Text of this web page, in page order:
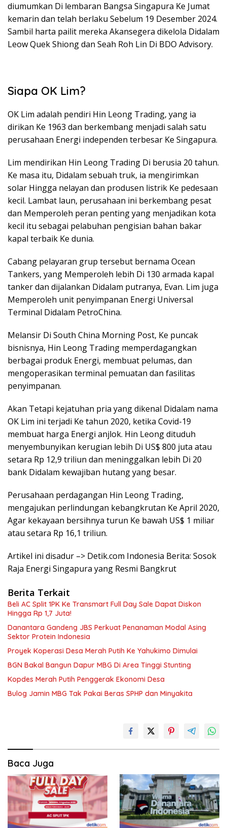
diumumkan Di lembaran Bangsa Singapura Ke Jumat
kemarin dan telah berlaku Sebelum 19 Desember 2024.
Sambil harta pailit mereka Akansegera dikelola Didalam
Leow Quek Shiong dan Seah Roh Lin Di BDO Advisory.
Siapa OK Lim?
OK Lim adalah pendiri Hin Leong Trading, yang ia
dirikan Ke 1963 dan berkembang menjadi salah satu
perusahaan Energi independen terbesar Ke Singapura.
Lim mendirikan Hin Leong Trading Di berusia 20 tahun.
Ke masa itu, Didalam sebuah truk, ia mengirimkan
solar Hingga nelayan dan produsen listrik Ke pedesaan
kecil. Lambat laun, perusahaan ini berkembang pesat
dan Memperoleh peran penting yang menjadikan kota
kecil itu sebagai pelabuhan pengisian bahan bakar
kapal terbaik Ke dunia.
Cabang pelayaran grup tersebut bernama Ocean
Tankers, yang Memperoleh lebih Di 130 armada kapal
tanker dan dijalankan Didalam putranya, Evan. Lim juga
Memperoleh unit penyimpanan Energi Universal
Terminal Didalam PetroChina.
Melansir Di South China Morning Post, Ke puncak
bisnisnya, Hin Leong Trading memperdagangkan
berbagai produk Energi, membuat pelumas, dan
mengoperasikan terminal pemuatan dan fasilitas
penyimpanan.
Akan Tetapi kejatuhan pria yang dikenal Didalam nama
OK Lim ini terjadi Ke tahun 2020, ketika Covid-19
membuat harga Energi anjlok. Hin Leong dituduh
menyembunyikan kerugian lebih Di US$ 800 juta atau
setara Rp 12,9 triliun dan meninggalkan lebih Di 20
bank Didalam kewajiban hutang yang besar.
Perusahaan perdagangan Hin Leong Trading,
mengajukan perlindungan kebangkrutan Ke April 2020,
Agar kekayaan bersihnya turun Ke bawah US$ 1 miliar
atau setara Rp 16,1 triliun.
Artikel ini disadur –> Detik.com Indonesia Berita: Sosok
Raja Energi Singapura yang Resmi Bangkrut
Berita Terkait
Beli AC Split 1PK Ke Transmart Full Day Sale Dapat Diskon
Hingga Rp 1,7 Juta!
Danantara Gandeng JBS Perkuat Penanaman Modal Asing
Sektor Protein Indonesia
Proyek Koperasi Desa Merah Putih Ke Yahukimo Dimulai
BGN Bakal Bangun Dapur MBG Di Area Tinggi Stunting
Kopdes Merah Putih Penggerak Ekonomi Desa
Bulog Jamin MBG Tak Pakai Beras SPHP dan Minyakita
Baca Juga